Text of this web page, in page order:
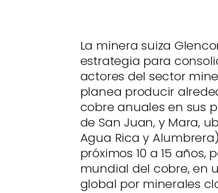
La minera suiza
estrategia para
actores del sector
planea producir
cobre anuales en sus
de San Juan, y Mara,
Agua Rica y
próximos 10 a 15
mundial del cobre, en
global por minerales